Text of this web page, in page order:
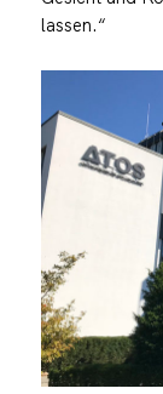
lassen.“